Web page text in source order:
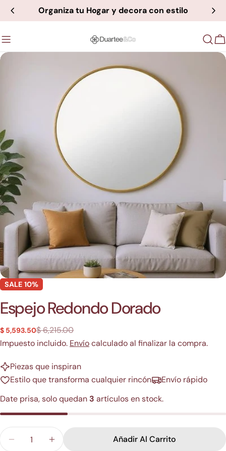
saltar
al
Organiza tu Hogar y decora con estilo
Saltar
medios 0 en modal
SALE 10%
Espejo Redondo Dorado
Precio
de
$ 5,593.50
Precio
regular
$ 6,215.00
Impuesto incluido. Envíocalculado al finalizar la compra.
Piezas que inspiran
Estilo que transforma cualquier rincón
Envío rápido
Date prisa, solo quedan 3 artículos en stock.
Disminuir Cantidad Para Espejo Redondo Dorado
Aumentar Cantidad Para Espejo
Añadir Al Carrito